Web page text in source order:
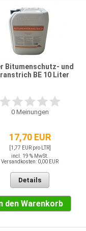
Bitumenschutz- und
BE 10 Liter
0Meinungen
17,70 EUR
[1,77 EUR pro LTR]
incl. 19 % MwSt.
Versandkosten: 0,00 EUR
Details
den Warenkorb